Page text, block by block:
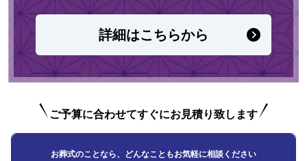
詳細はこちらから
ご予算に合わせてすぐにお見積り致します
お葬式のことなら、どんなこともお気軽に相談ください